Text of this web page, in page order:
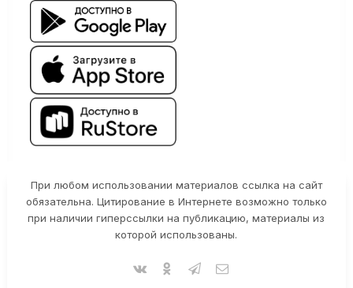
При любом использовании материалов ссылка на сайт
обязательна. Цитирование в Интернете возможно только
при наличии гиперссылки на публикацию, материалы из
которой использованы.